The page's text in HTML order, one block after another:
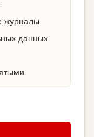
журналы
данных